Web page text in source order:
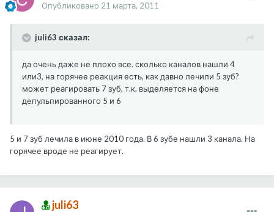
Опубликовано 21 марта, 2011
juli63 сказал:
да очень даже не плохо все. сколько каналов нашли 4
или3, на горячее реакция есть, как давно лечили 5 зуб?
может реагировать 7 зуб, т.к. выделяется на фоне
депульпированного 5 и 6
5 и 7 зуб лечила в июне 2010 года. В 6 зубе нашли 3 канала. На
горячее вроде не реагирует.
juli63